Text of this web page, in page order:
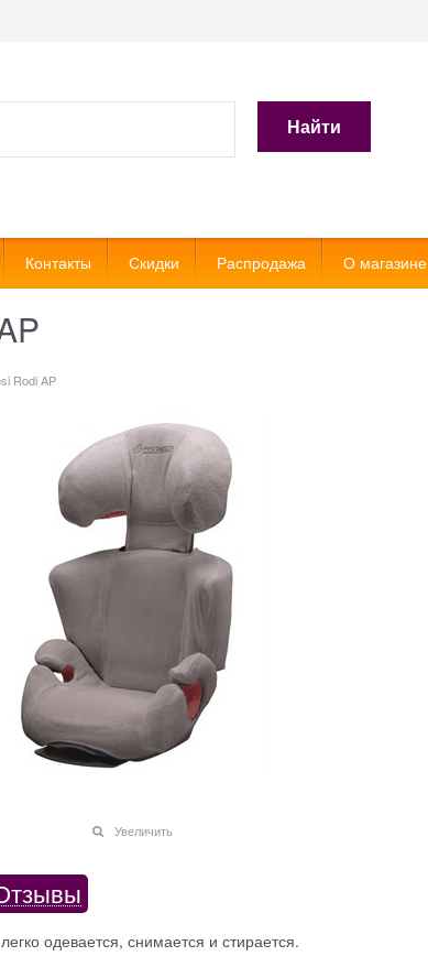
Найти
Контакты Скидки Распродажа О магазине
Rodi AP
Увеличить
одевается, снимается и стирается.